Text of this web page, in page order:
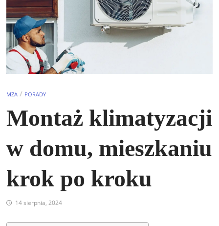
MZA / PORADY
Montaż klimatyzacji
w domu, mieszkaniu
krok po kroku
14 sierpnia, 2024